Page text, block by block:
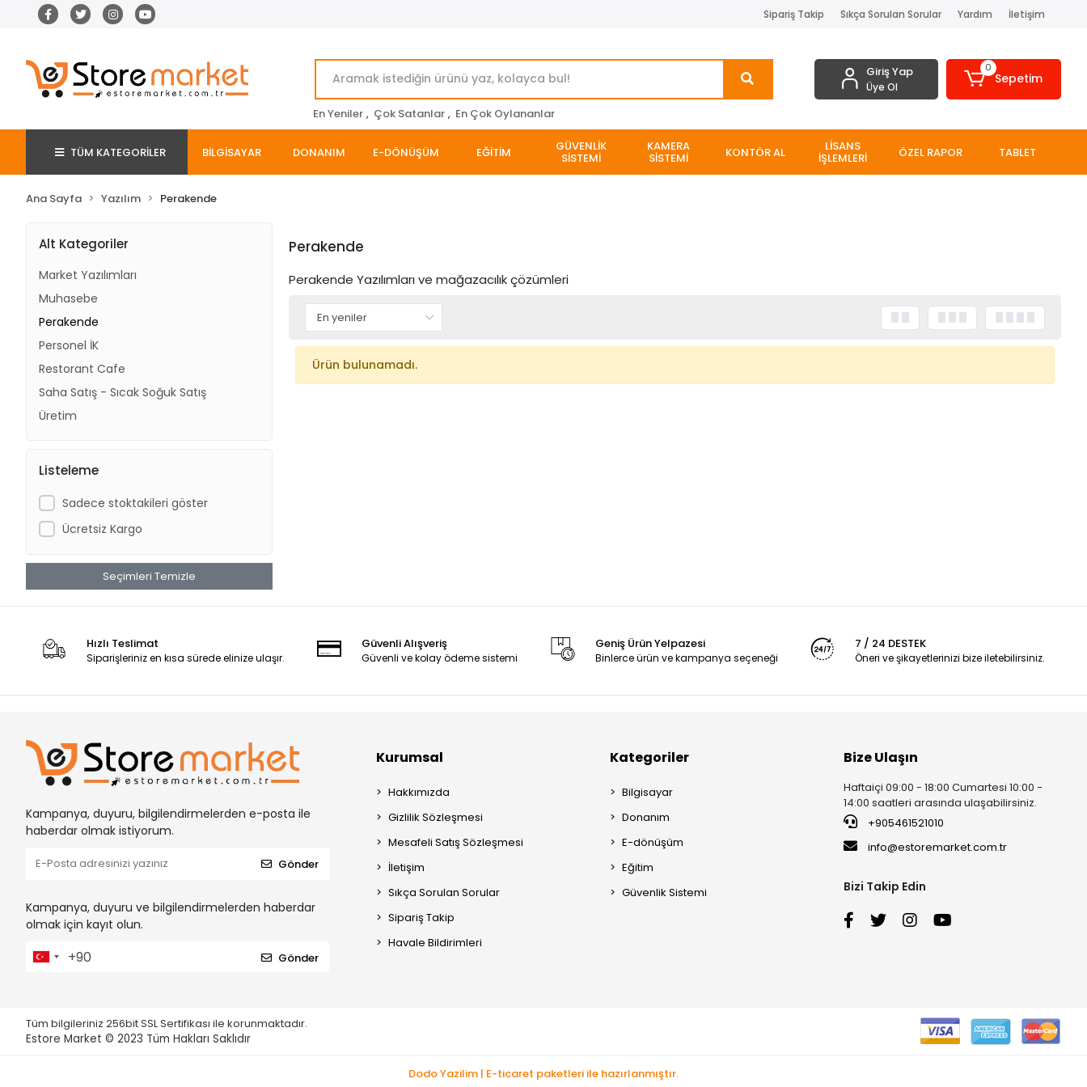
Sipariş Takip Sıkça Sorulan Sorular Yardım İletişim
En Yeniler , Çok Satanlar , En Çok Oylananlar
Giriş Yap
Üye Ol
0
Sepetim
TÜM KATEGORİLER BİLGİSAYAR DONANIM E-DÖNÜŞÜM EĞİTİM GÜVENLİK
SİSTEMİ
KAMERA
SİSTEMİ KONTÖR AL LİSANS
İŞLEMLERİ ÖZEL RAPOR TABLET
Ana Sayfa Yazılım Perakende
Alt Kategoriler
Market Yazılımları
Muhasebe
Perakende
Personel İK
Restorant Cafe
Saha Satış - Sıcak Soğuk Satış
Üretim
Listeleme
Sadece stoktakileri göster
Ücretsiz Kargo
Seçimleri Temizle
Perakende
Perakende Yazılımları ve mağazacılık çözümleri
Ürün bulunamadı.
Hızlı Teslimat
Siparişleriniz en kısa sürede elinize ulaşır.
Güvenli Alışveriş
Güvenli ve kolay ödeme sistemi
Geniş Ürün Yelpazesi
Binlerce ürün ve kampanya seçeneği
7 / 24 DESTEK
Öneri ve şikayetlerinizi bize iletebilirsiniz.
Kampanya, duyuru, bilgilendirmelerden e-posta ile
haberdar olmak istiyorum.
Gönder
Kampanya, duyuru ve bilgilendirmelerden haberdar
olmak için kayıt olun.
Gönder
Kurumsal
Hakkımızda
Gizlilik Sözleşmesi
Mesafeli Satış Sözleşmesi
İletişim
Sıkça Sorulan Sorular
Sipariş Takip
Havale Bildirimleri
Kategoriler
Bilgisayar
Donanım
E-dönüşüm
Eğitim
Güvenlik Sistemi
Bize Ulaşın
Haftaiçi 09:00 - 18:00 Cumartesi 10:00 -
14:00 saatleri arasında ulaşabilirsiniz.
+905461521010
info@estoremarket.com.tr
Bizi Takip Edin
Tüm bilgileriniz 256bit SSL Sertifikası ile korunmaktadır.
Estore Market © 2023 Tüm Hakları Saklıdır
Dodo Yazilim | E-ticaret paketleri ile hazırlanmıştır.